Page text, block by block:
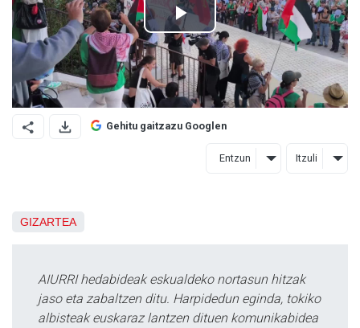
Gehitu gaitzazu Googlen
Entzun Itzuli
GIZARTEA
AIURRI hedabideak eskualdeko nortasun hitzak
jaso eta zabaltzen ditu. Harpidedun eginda, tokiko
albisteak euskaraz lantzen dituen komunikabidea